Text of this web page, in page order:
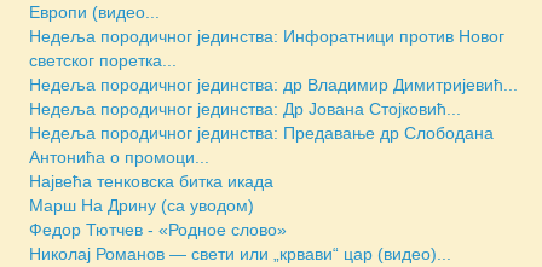
Европи (видео...
Недеља породичног јединства: Инфоратници против Новог
светског поретка...
Недеља породичног јединства: др Владимир Димитријевић...
Недеља породичног јединства: Др Јована Стојковић...
Недеља породичног јединства: Предавање др Слободана
Антонића о промоци...
Највећа тенковска битка икада
Марш На Дрину (са уводом)
Федор Тютчев - «Родное слово»
Николај Романов — свети или „крвави“ цар (видео)...